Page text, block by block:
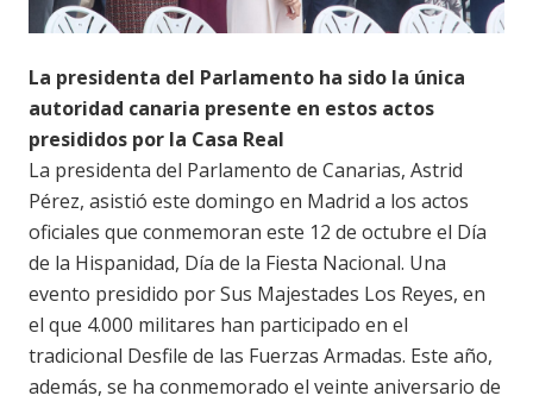
La presidenta del Parlamento ha sido la única
autoridad canaria presente en estos actos
presididos por la Casa Real
La presidenta del Parlamento de Canarias, Astrid
Pérez, asistió este domingo en Madrid a los actos
oficiales que conmemoran este 12 de octubre el Día
de la Hispanidad, Día de la Fiesta Nacional. Una
evento presidido por Sus Majestades Los Reyes, en
el que 4.000 militares han participado en el
tradicional Desfile de las Fuerzas Armadas. Este año,
además, se ha conmemorado el veinte aniversario de